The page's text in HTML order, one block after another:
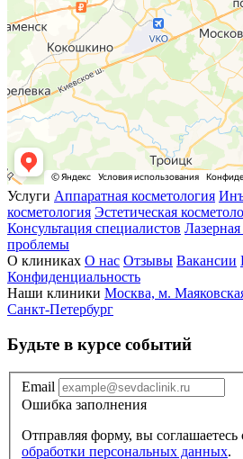
Услуги Аппаратная косметология
косметология Эстетическая
Консультация специалистов
проблемы
О клиниках О нас Отзывы Вакансии
Конфиденциальность
Наши клиники Москва, м.
Санкт-Петербург
Будьте в курсе событий
Email
Ошибка заполнения
Отправляя форму, вы соглашаетесь
обработки персональных данных.